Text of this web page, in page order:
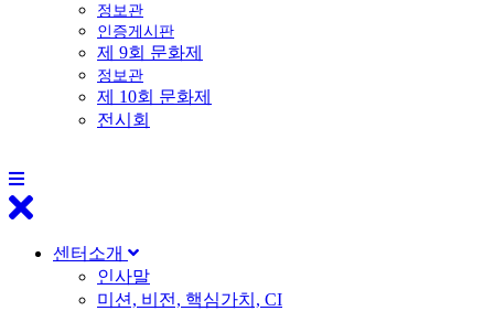
정보관
인증게시판
제 9회 문화제
정보관
제 10회 문화제
전시회
센터소개
인사말
미션, 비전, 핵심가치, CI